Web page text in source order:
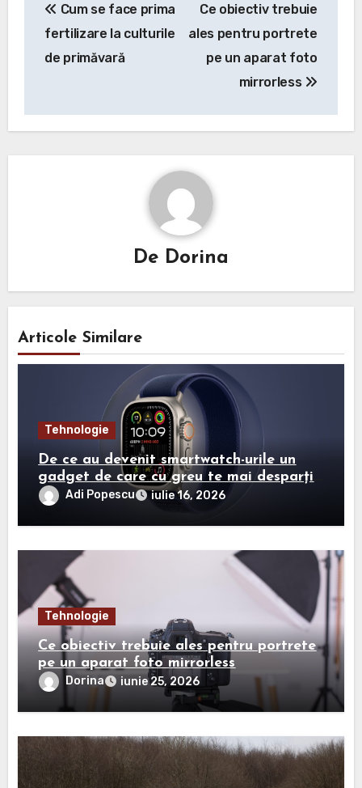
în
articole
Cum se face prima
fertilizare la culturile
de primăvară
Ce obiectiv trebuie
ales pentru portrete
pe un aparat foto
mirrorless
De Dorina
Articole Similare
Tehnologie
De ce au devenit smartwatch-urile un
gadget de care cu greu te mai desparți?
Vezi aici mai multe detalii
Adi Popescu iulie 16, 2026
Tehnologie
Ce obiectiv trebuie ales pentru portrete
pe un aparat foto mirrorless
Dorina iunie 25, 2026